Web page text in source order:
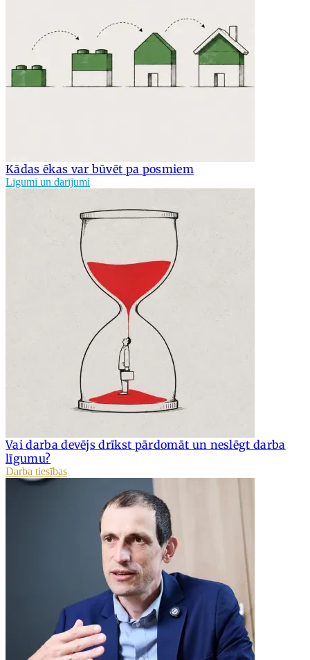
Kādas ēkas var būvēt pa posmiem
Līgumi un darījumi
Vai darba devējs drīkst pārdomāt un neslēgt darba
līgumu?
Darba tiesības